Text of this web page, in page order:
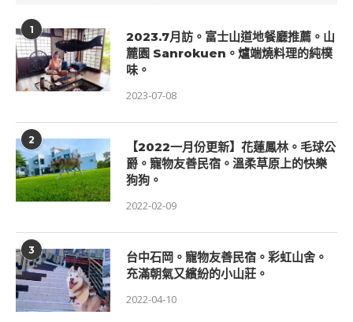
1
2023.7月訪。富士山道地餐廳推薦。山
麓園 Sanrokuen。爐端燒料理的純樸
味。
2023-07-08
2
【2022一月份更新】花蓮鳳林。毛球公
爵。寵物友善民宿。溫柔草原上的快樂
狗狗。
2022-02-09
3
台中石岡。寵物友善民宿。彩虹山舍。
充滿朝氣又繽紛的小山莊。
2022-04-10